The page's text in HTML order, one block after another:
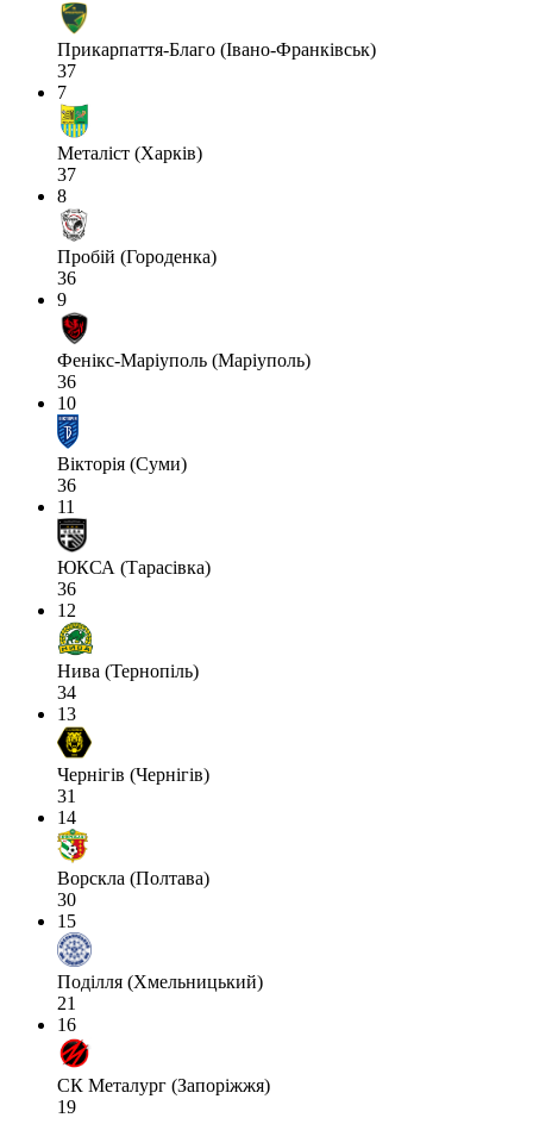
Прикарпаття-Благо (Івано-Франківськ)
37
7
Металіст (Харків)
37
8
Пробій (Городенка)
36
9
Фенікс-Маріуполь (Маріуполь)
36
10
Вікторія (Суми)
36
11
ЮКСА (Тарасівка)
36
12
Нива (Тернопіль)
34
13
Чернігів (Чернігів)
31
14
Ворскла (Полтава)
30
15
Поділля (Хмельницький)
21
16
СК Металург (Запоріжжя)
19